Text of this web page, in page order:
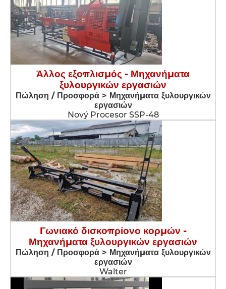
Άλλος εξοπλισμός - Μηχανήματα
ξυλουργικών εργασιών
Πώληση / Προσφορά > Μηχανήματα ξυλουργικών
εργασιών
Nový Procesor SSP-48
Γωνιακό δισκοπρίονο κορμών -
Μηχανήματα ξυλουργικών εργασιών
Πώληση / Προσφορά > Μηχανήματα ξυλουργικών
εργασιών
Walter